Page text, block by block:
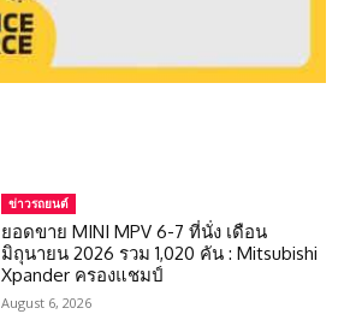
ข่าวรถยนต์
ยอดขาย MINI MPV 6-7 ที่นั่ง เดือน
มิถุนายน 2026 รวม 1,020 คัน : Mitsubishi
Xpander ครองแชมป์
August 6, 2026